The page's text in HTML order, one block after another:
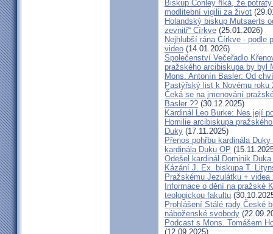
Biskup Conley říká, že
modlitební vigilii za život
Holandský biskup Mutsaerts
zevnitř“ Církve (25.01.2026)
Nejhlubší rána Církve - podle
video (14.01.2026)
Společenství Večeřadlo
pražského arcibiskupa by byl
Mons. Antonín Basler: Od
Pastýřský list k Novému roku
Čeká se na jmenování
Basler ?? (30.12.2025)
Kardinál Leo Burke: Nes její
Homilie arcibiskupa
Duky (17.11.2025)
Přenos pohřbu kardinála
kardinála Duku OP
Odešel kardinál Dominik
Kázání J. Ex. biskupa T.
Pražskému Jezulátku + videa
Informace o dění na pražské
teologickou fakultu
Prohlášení Stálé rady České
náboženské svobody
Podcast s Mons. Tomášem
(12.09.2025)